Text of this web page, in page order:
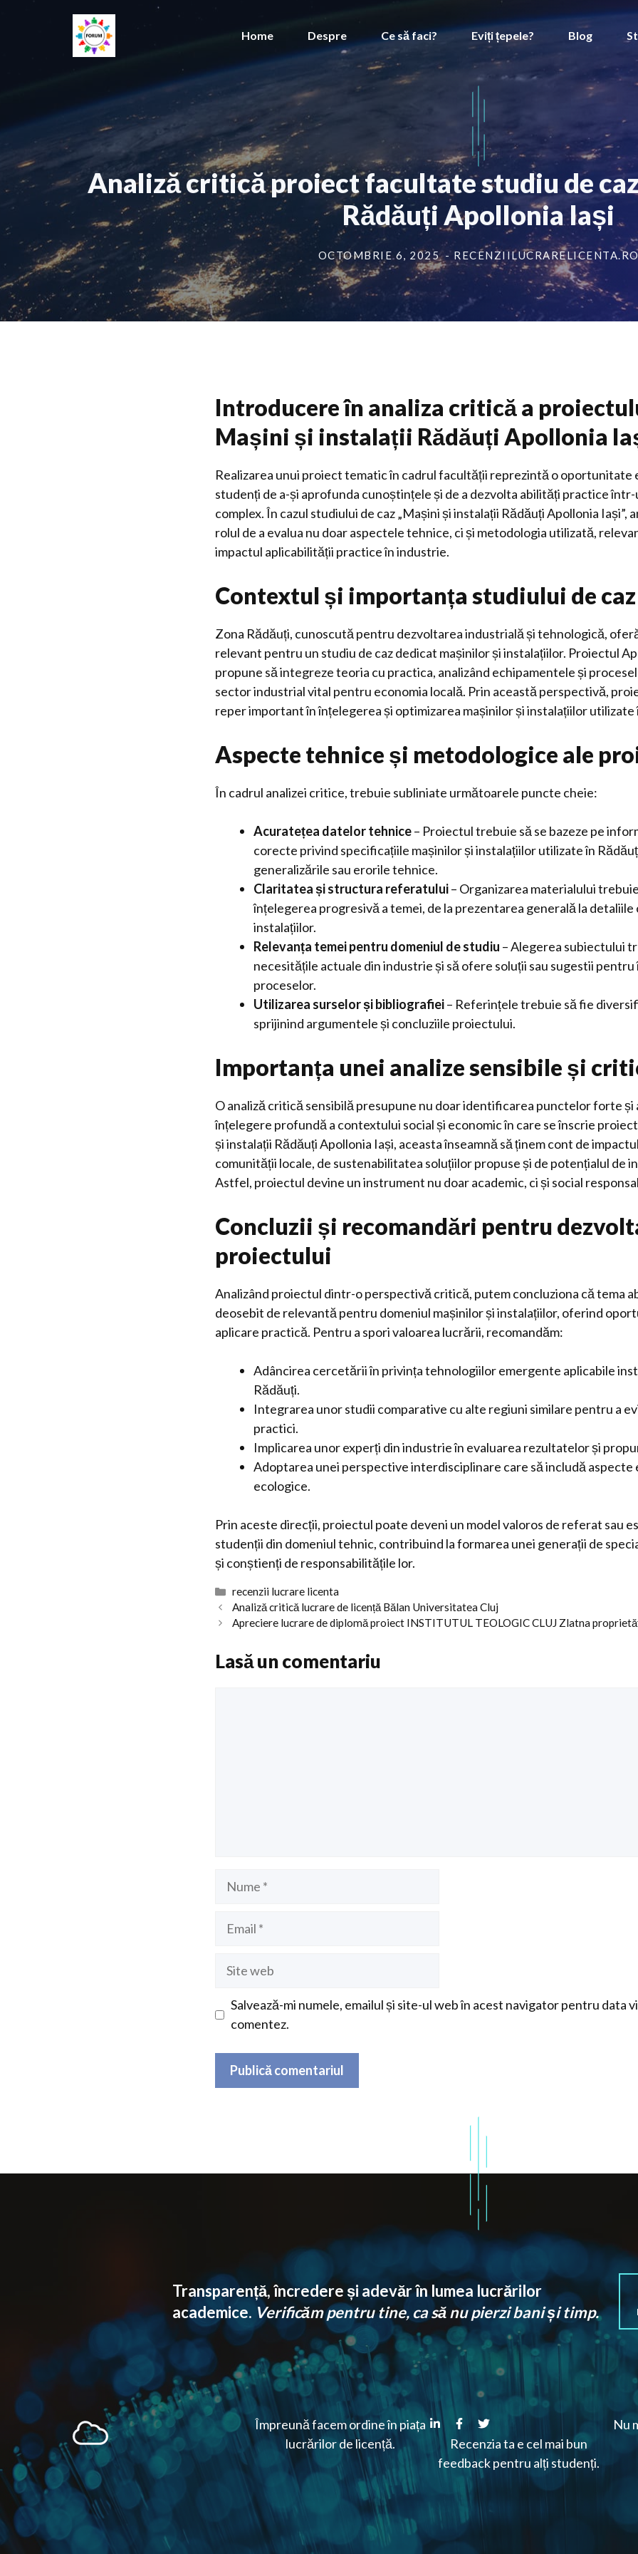
Home Despre Ce să faci? Eviți țepele? Blog
Analiză critică proiect facultate studiu de
Rădăuți Apollonia Iași
OCTOMBRIE 6, 2025 -
Introducere în analiza critică a
Mașini și instalații Rădăuți Apollonia
Realizarea unui proiect tematic în cadrul facultății reprezintă o oportunitate
studenți de a-și aprofunda cunoștințele și de a dezvolta abilități practice
complex. În cazul studiului de caz „Mașini și instalații Rădăuți Apollonia Iași”,
rolul de a evalua nu doar aspectele tehnice, ci și metodologia utilizată,
impactul aplicabilității practice în industrie.
Contextul și importanța studiului de caz
Zona Rădăuți, cunoscută pentru dezvoltarea industrială și tehnologică,
relevant pentru un studiu de caz dedicat mașinilor și instalațiilor. Proiectul
propune să integreze teoria cu practica, analizând echipamentele și
sector industrial vital pentru economia locală. Prin această perspectivă,
reper important în înțelegerea și optimizarea mașinilor și instalațiilor utilizate
Aspecte tehnice și metodologice ale
În cadrul analizei critice, trebuie subliniate următoarele puncte cheie:
Acuratețea datelor tehnice– Proiectul trebuie să se bazeze pe
corecte privind specificațiile mașinilor și instalațiilor utilizate în
generalizările sau erorile tehnice.
Claritatea și structura referatului– Organizarea materialului
înțelegerea progresivă a temei, de la prezentarea generală la detaliile
instalațiilor.
Relevanța temei pentru domeniul de studiu – Alegerea subiectului
necesitățile actuale din industrie și să ofere soluții sau sugestii
proceselor.
Utilizarea surselor și bibliografiei– Referințele trebuie să fie
sprijinind argumentele și concluziile proiectului.
Importanța unei analize sensibile și
O analiză critică sensibilă presupune nu doar identificarea punctelor forte și
înțelegere profundă a contextului social și economic în care se înscrie
și instalații Rădăuți Apollonia Iași, aceasta înseamnă să ținem cont de
comunității locale, de sustenabilitatea soluțiilor propuse și de potențialul de
Astfel, proiectul devine un instrument nu doar academic, ci și social
Concluzii și recomandări pentru
proiectului
Analizând proiectul dintr-o perspectivă critică, putem concluziona că tema
deosebit de relevantă pentru domeniul mașinilor și instalațiilor, oferind
aplicare practică. Pentru a spori valoarea lucrării, recomandăm:
Adâncirea cercetării în privința tehnologiilor emergente aplicabile
Rădăuți.
Integrarea unor studii comparative cu alte regiuni similare pentru a
practici.
Implicarea unor experți din industrie în evaluarea rezultatelor și
Adoptarea unei perspective interdisciplinare care să includă aspecte
ecologice.
Prin aceste direcții, proiectul poate deveni un model valoros de referat sau
studenții din domeniul tehnic, contribuind la formarea unei generații de
și conștienți de responsabilitățile lor.
Categorii
recenzii lucrare licenta
Analiză critică lucrare de licență Bălan Universitatea Cluj
Apreciere lucrare de diplomă proiect INSTITUTUL TEOLOGIC CLUJ Zlatna
Lasă un comentariu
Salvează-mi numele, emailul și site-ul web în acest navigator pentru data
comentez.
Transparență, încredere și adevăr în lumea lucrărilor
academice. Verificăm pentru tine, ca să nu pierzi bani și timp.
Împreună facem ordine în piața
lucrărilor de licență.
Recenzia ta e cel mai bun
feedback pentru alți studenți.
Nu